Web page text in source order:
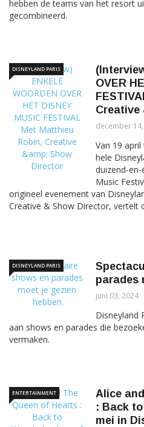
hebben de teams van het resort
gecombineerd.
DISNEYLAND PARIS
OVER
Creative
december
Van 19
hele
duizend-
Music
origineel evenement van
Creative & Show Director, vertelt
DISNEYLAND PARIS
parades
juni 03, 2024
Disneyland
aan shows en parades die
vermaken.
ENTERTAINMENT
Alice
: Back
mei in